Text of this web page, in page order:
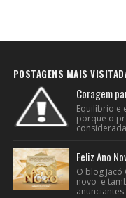
POSTAGENS MAIS
Coragem
Equilíbrio e
porque o
Feliz Ano
O blog
novo e